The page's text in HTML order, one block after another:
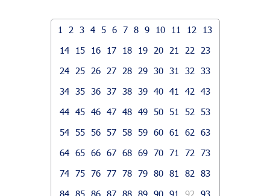
1 2 3 4 5 6 7 8 9 10 11 12
13
14
15 16 17 18 19 20 21 22
23
24
25 26 27 28 29 30 31 32
33
34 35 36 37 38 39 40 41 42
43
44 45 46 47 48 49 50 51 52
53
54 55 56 57 58 59 60 61 62
63
64 65 66 67 68 69 70 71 72
73
74 75 76 77 78 79 80 81 82
83
84 85 86 87 88 89 90 91 92
93